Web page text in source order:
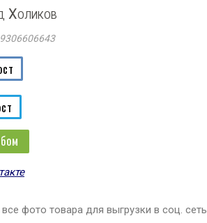
Холиков
фото товара для выгрузки в соц. сеть